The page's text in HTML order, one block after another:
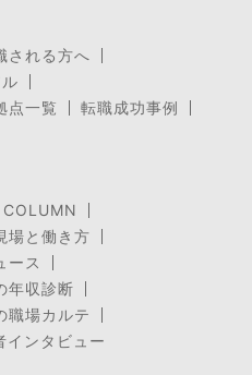
される方へ
点一覧
転職成功事例
COLUMN
場と働き方
ース
年収診断
職場カルテ
インタビュー